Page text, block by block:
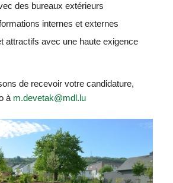
des bureaux extérieurs
internes et externes
attractifs avec une haute exigence
de recevoir votre candidature,
à m.devetak@mdl.lu